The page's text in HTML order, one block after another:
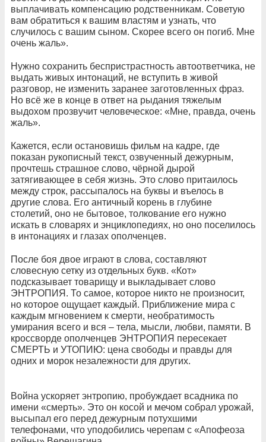
выплачивать компенсацию родственникам. Советую
вам обратиться к вашим властям и узнать, что
случилось с вашим сыном. Скорее всего он погиб. Мне
очень жаль».
Нужно сохранить беспристрастность автоответчика, не
выдать живых интонаций, не вступить в живой
разговор, не изменить заранее заготовленных фраз.
Но всё же в конце в ответ на рыдания тяжелым
выдохом прозвучит человеческое: «Мне, правда, очень
жаль».
Кажется, если остановишь фильм на кадре, где
показан рукописный текст, озвученный дежурным,
прочтешь страшное слово, чёрной дырой
затягивающее в себя жизнь. Это слово притаилось
между строк, рассыпалось на буквы и въелось в
другие слова. Его античный корень в глубине
столетий, оно не бытовое, толкование его нужно
искать в словарях и энциклопедиях, но оно поселилось
в интонациях и глазах ополченцев.
После боя двое играют в слова, составляют
словесную сетку из отдельных букв. «Кот»
подсказывает товарищу и выкладывает слово
ЭНТРОПИЯ. То самое, которое никто не произносит,
но которое ощущает каждый. Приближение мира с
каждым мгновением к смерти, необратимость
умирания всего и вся – тела, мысли, любви, памяти. В
кроссворде ополченцев ЭНТРОПИЯ пересекает
СМЕРТЬ и УТОПИЮ: цена свободы и правды для
одних и морок незалежности для других.
Война ускоряет энтропию, пробуждает всадника по
имени «смерть». Это он косой и мечом собрал урожай,
высыпал его перед дежурным потухшими
телефонами, что уподобились черепам с «Апофеоза